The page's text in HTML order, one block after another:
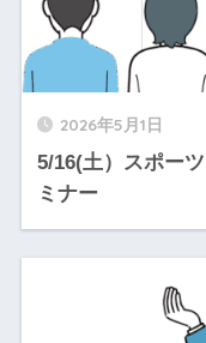
2026年5月1日
5/16(土）スポー
ミナー